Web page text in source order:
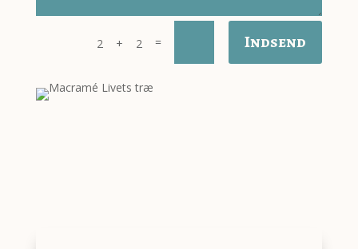
2 + 2 = Indsend